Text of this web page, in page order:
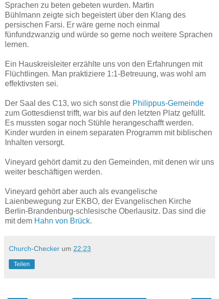
Sprachen zu beten gebeten wurden. Martin
Bühlmann zeigte sich begeistert über den Klang des
persischen Farsi. Er wäre gerne noch einmal
fünfundzwanzig und würde so gerne noch weitere Sprachen
lernen.
Ein Hauskreisleiter erzählte uns von den Erfahrungen mit
Flüchtlingen. Man praktiziere 1:1-Betreuung, was wohl am
effektivsten sei.
Der Saal des C13, wo sich sonst die Philippus-Gemeinde
zum Gottesdienst trifft, war bis auf den letzten Platz gefüllt.
Es mussten sogar noch Stühle herangeschafft werden.
Kinder wurden in einem separaten Programm mit biblischen
Inhalten versorgt.
Vineyard gehört damit zu den Gemeinden, mit denen wir uns
weiter beschäftigen werden.
Vineyard gehört aber auch als evangelische
Laienbewegung zur EKBO, der Evangelischen Kirche
Berlin-Brandenburg-schlesische Oberlausitz. Das sind die
mit dem Hahn von Brück.
Church-Checker um 22:23
Teilen